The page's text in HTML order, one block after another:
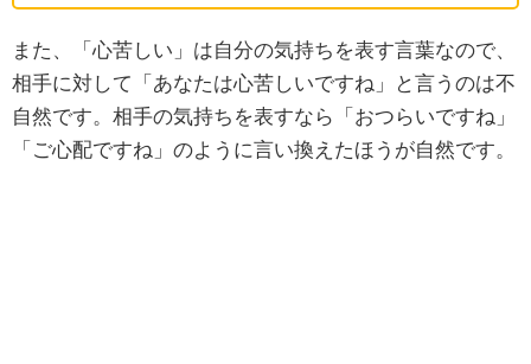
また、「心苦しい」は自分の気持ちを表す言葉なので、
相手に対して「あなたは心苦しいですね」と言うのは不
自然です。相手の気持ちを表すなら「おつらいですね」
「ご心配ですね」のように言い換えたほうが自然です。